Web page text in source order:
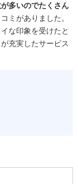
多いのでたくさん
ミがありました。
な印象を受けたと
充実したサービス